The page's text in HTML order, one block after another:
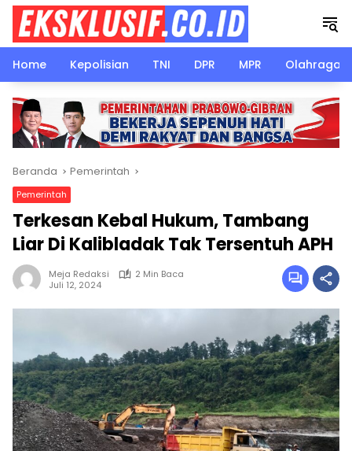
Langsung
konten
Home
Kepolisian TNI DPR MPR Olahraga
Beranda Pemerintah
Pemerintah
Terkesan Kebal Hukum, Tambang
Liar Di Kalibladak Tak Tersentuh APH
Meja Redaksi
2 Min Baca
Juli 12, 2024